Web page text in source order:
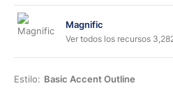
Magnific
Ver todos los recursos
Estilo: Basic Accent Outline